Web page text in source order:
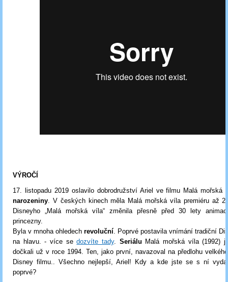
VÝROČÍ
17. listopadu 2019 oslavilo dobrodružství Ariel ve filmu Malá mořská
narozeniny. V českých kinech měla Malá mořská víla premiéru až
Disneyho „Malá mořská víla“ změnila přesně před 30 lety
princezny.
Byla v mnoha ohledech revoluční. Poprvé postavila vnímání tradiční
na hlavu. - více sedozvíte tady. Seriálu Malá mořská víla (1992)
dočkali už v roce 1994. Ten, jako první, navazoval na předlohu
Disney filmu.. Všechno nejlepší, Ariel! Kdy a kde jste se s ní
poprvé?